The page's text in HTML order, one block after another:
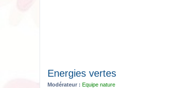
Energies vertes
Modérateur : Equipe nature